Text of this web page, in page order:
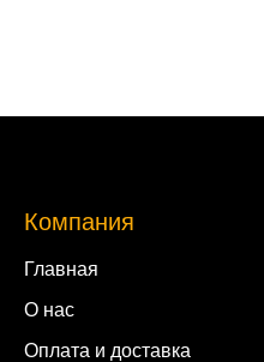
Компания
Главная
О нас
Оплата и доставка